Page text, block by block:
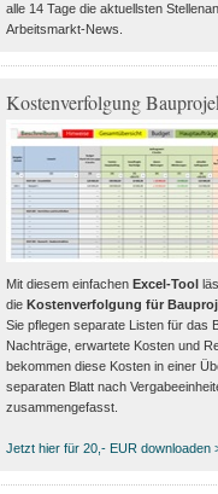
alle 14 Tage die aktuellsten
Arbeitsmarkt-News.
Kostenverfolgung
Mit diesem einfachen Excel-Tool
die Kostenverfolgung für
Sie pflegen separate Listen für das
Nachträge, erwartete Kosten und
bekommen diese Kosten in einer
separaten Blatt nach
zusammengefasst.
Jetzt hier für 20,- EUR downloaden